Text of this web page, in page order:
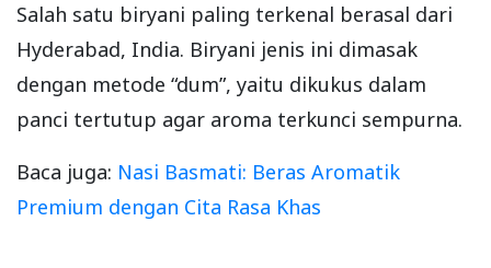
Salah satu biryani paling terkenal berasal dari
Hyderabad, India. Biryani jenis ini dimasak
dengan metode “dum”, yaitu dikukus dalam
panci tertutup agar aroma terkunci sempurna.
Baca juga: Nasi Basmati: Beras Aromatik
Premium dengan Cita Rasa Khas